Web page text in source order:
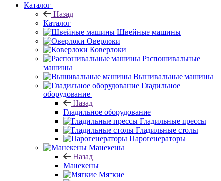
Каталог
Назад
Каталог
Швейные машины
Оверлоки
Коверлоки
Распошивальные
машины
Вышивальные машины
Гладильное
оборудование
Назад
Гладильное оборудование
Гладильные прессы
Гладильные столы
Парогенераторы
Манекены
Назад
Манекены
Мягкие